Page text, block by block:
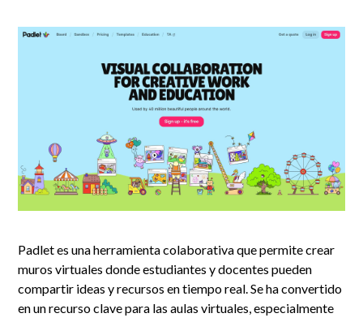
Padlet es una herramienta colaborativa que permite crear
muros virtuales donde estudiantes y docentes pueden
compartir ideas y recursos en tiempo real. Se ha convertido
en un recurso clave para las aulas virtuales, especialmente